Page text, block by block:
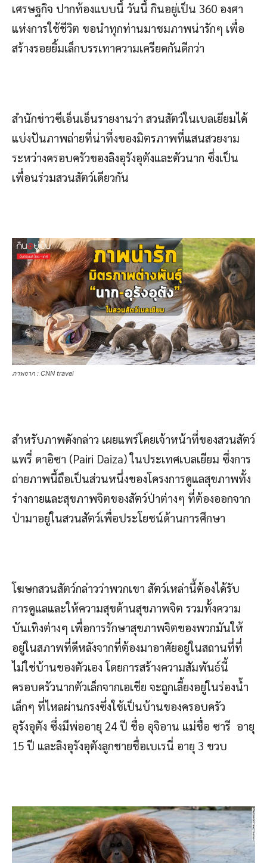
เศรษฐกิจ ปากท้องแบบนี้ วันนี้ กินอยู่เป็น 360 องศา
แห่งการใช้ชีวิต ขอนำทุกท่านมาชมภาพน่ารักๆ เพื่อ
สร้างรอยยิ้มเล็กบรรเทาความเครียดกันดีกว่า
สำนักข่าวซีเอ็นเอ็นรายงานว่า สวนสัตว์ในเบลเยียมได้
แบ่งปันภาพถ่ายที่น่าทึ่งของมิตรภาพที่แสนสวยงาม
ระหว่างครอบครัวของลิงอุรังอุตังและตัวนาก ซึ่งเป็น
เพื่อนร่วมสวนสัตว์เดียวกัน
ภาพจาก : CNN travel
สำหรับภาพดังกล่าว เผยแพร่โดยเจ้าหน้าที่ของสวนสัตว์
แพรี่ ดาอิซา (Pairi Daiza) ในประเทศเบลเยียม ซึ่งการ
ถ่ายภาพนี้ถือเป็นส่วนหนึ่งของโครงการดูแลสุขภาพทั้ง
ร่างกายและสุขภาพจิตของสัตว์ป่าต่างๆ ที่ต้องออกจาก
ป่ามาอยู่ในสวนสัตว์เพื่อประโยชน์ด้านการศึกษา
โฆษกสวนสัตว์กล่าวว่าพวกเขา สัตว์เหล่านี้ต้องได้รับ
การดูแลและให้ความสุขด้านสุขภาพจิต รวมทั้งความ
บันเทิงต่างๆ เพื่อการรักษาสุขภาพจิตของพวกมันให้
อยู่ในสภาพที่ดีหลังจากที่ต้องมาอาศัยอยู่ในสถานที่ที่
ไม่ใช่บ้านของตัวเอง โดยการสร้างความสัมพันธ์นี้
ครอบครัวนากตัวเล็กจากเอเชีย จะถูกเลี้ยงอยู่ในร่องน้ำ
เล็กๆ ที่ไหลผ่านกรงซึ่งใช้เป็นบ้านของครอบครัว
อุรังอุตัง ซึ่งมีพ่ออายุ 24 ปี ชื่อ อุจิอาน แม่ชื่อ ซารี อายุ
15 ปี และลิงอุรังอุตังลูกชายชื่อเบเรนี่ อายุ 3 ขวบ